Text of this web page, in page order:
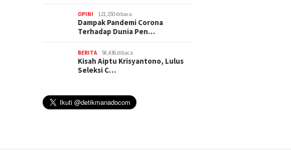
OPINI 121,250 dibaca
Dampak Pandemi Corona
Terhadap Dunia Pen…
BERITA 58,436 dibaca
Kisah Aiptu Krisyantono, Lulus
Seleksi C…